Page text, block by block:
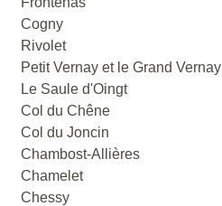
Cogny
Rivolet
Petit Vernay et le Grand Vernay
Le Saule d'Oingt
Col du Chêne
Col du Joncin
Chambost-Allières
Chamelet
Chessy